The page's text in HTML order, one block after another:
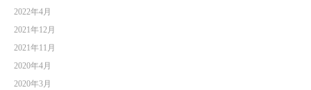
2022年4月
2021年12月
2021年11月
2020年4月
2020年3月